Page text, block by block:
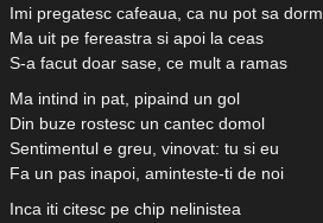
Imi pregatesc cafeaua, ca nu pot sa dorm
Ma uit pe fereastra si apoi la ceas
S-a facut doar sase, ce mult a ramas
Ma intind in pat, pipaind un gol
Din buze rostesc un cantec domol
Sentimentul e greu, vinovat: tu si eu
Fa un pas inapoi, aminteste-ti de noi
Inca iti citesc pe chip nelinistea